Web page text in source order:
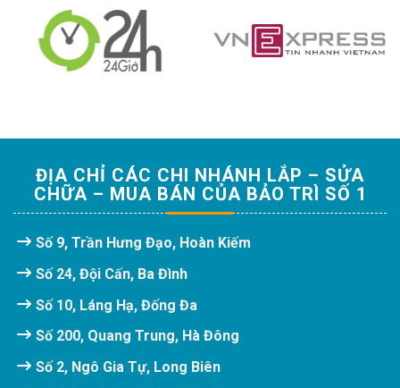
ĐỊA CHỈ CÁC CHI NHÁNH LẮP – SỬA
CHỮA – MUA BÁN CỦA BẢO TRÌ SỐ 1
Số 9, Trần Hưng Đạo, Hoàn Kiếm
Số 24, Đội Cấn, Ba Đình
Số 10, Láng Hạ, Đống Đa
Số 200, Quang Trung, Hà Đông
Số 2, Ngô Gia Tự, Long Biên